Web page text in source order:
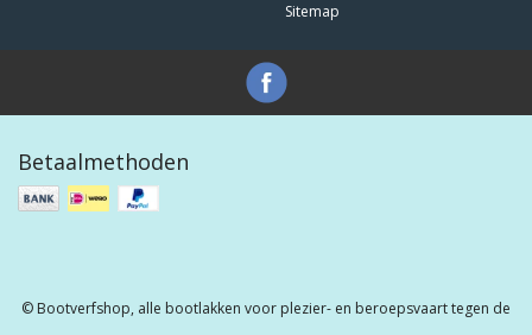
Sitemap
Betaalmethoden
© Bootverfshop, alle bootlakken voor plezier- en beroepsvaart tegen de